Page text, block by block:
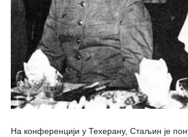
На конференцији у Техерану, Стаљин је